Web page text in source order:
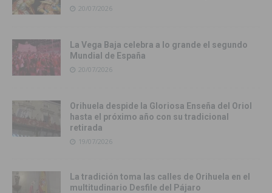
20/07/2026
La Vega Baja celebra a lo grande el segundo
Mundial de España
20/07/2026
Orihuela despide la Gloriosa Enseña del Oriol
hasta el próximo año con su tradicional
retirada
19/07/2026
La tradición toma las calles de Orihuela en el
multitudinario Desfile del Pájaro